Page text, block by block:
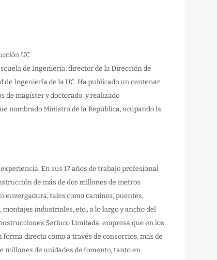
UC
de Ingeniería, director de la Dirección de
de Ingeniería de la UC. Ha publicado un centenar
de magíster y doctorado, y realizado
nombrado Ministro de la República, ocupando la
En sus 17 años de trabajo profesional
de más de dos millones de metros
envergadura, tales como caminos, puentes,
industriales, etc., a lo largo y ancho del
Serinco Limitada, empresa que en los
directa como a través de consorcios, mas de
millones de unidades de fomento, tanto en